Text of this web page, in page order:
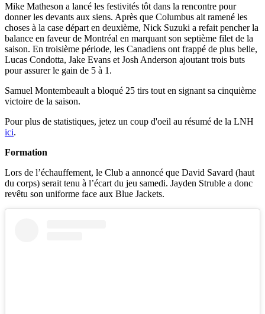
Mike Matheson a lancé les festivités tôt dans la rencontre pour
donner les devants aux siens. Après que Columbus ait ramené les
choses à la case départ en deuxième, Nick Suzuki a refait pencher la
balance en faveur de Montréal en marquant son septième filet de la
saison. En troisième période, les Canadiens ont frappé de plus belle,
Lucas Condotta, Jake Evans et Josh Anderson ajoutant trois buts
pour assurer le gain de 5 à 1.
Samuel Montembeault a bloqué 25 tirs tout en signant sa cinquième
victoire de la saison.
Pour plus de statistiques, jetez un coup d'oeil au résumé de la LNH
ici.
Formation
Lors de l’échauffement, le Club a annoncé que David Savard (haut
du corps) serait tenu à l’écart du jeu samedi. Jayden Struble a donc
revêtu son uniforme face aux Blue Jackets.